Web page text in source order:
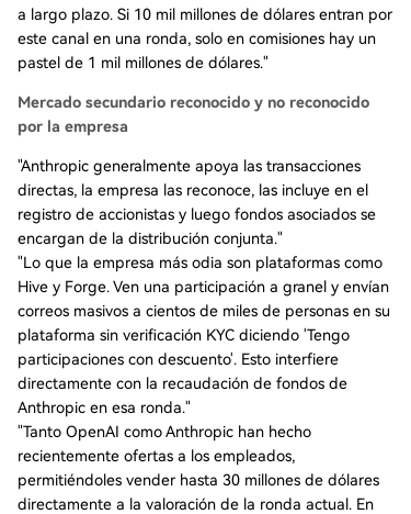
a largo plazo. Si 10 mil millones de dólares entran por
este canal en una ronda, solo en comisiones hay un
pastel de 1 mil millones de dólares."
Mercado secundario reconocido y no reconocido
por la empresa
"Anthropic generalmente apoya las transacciones
directas, la empresa las reconoce, las incluye en el
registro de accionistas y luego fondos asociados se
encargan de la distribución conjunta."
"Lo que la empresa más odia son plataformas como
Hive y Forge. Ven una participación a granel y envían
correos masivos a cientos de miles de personas en su
plataforma sin verificación KYC diciendo 'Tengo
participaciones con descuento'. Esto interfiere
directamente con la recaudación de fondos de
Anthropic en esa ronda."
"Tanto OpenAI como Anthropic han hecho
recientemente ofertas a los empleados,
permitiéndoles vender hasta 30 millones de dólares
directamente a la valoración de la ronda actual. En